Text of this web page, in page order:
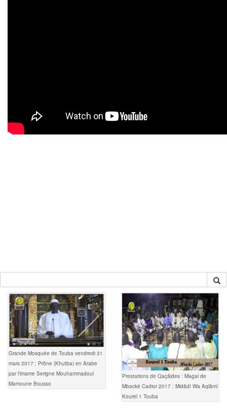
Grande Mosquée de Touba vendredi 31
mars 2017 : Prône (Khutba) en Arabe
par l’imame Serigne Mouhammadoul
Mamoune Bousso
Prestations de Qaçâides : Magal de
Mbacké Cadior 2017 : Midâdî Wa Aqlâmî
Kourel 1 Touba